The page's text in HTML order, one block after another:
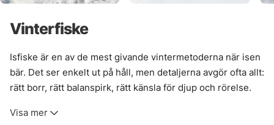
Vinterfiske
Isfiske är en av de mest givande vintermetoderna när isen
bär. Det ser enkelt ut på håll, men detaljerna avgör ofta allt:
rätt borr, rätt balanspirk, rätt känsla för djup och rörelse.
rakt, effektivt.
Visa mer